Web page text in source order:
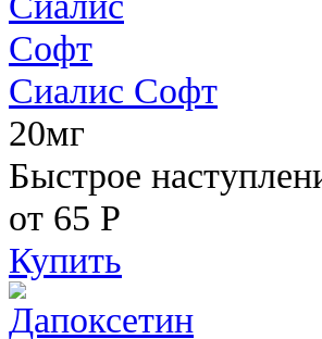
Сиалис Софт
20мг
Быстрое
от 65 Р
Купить